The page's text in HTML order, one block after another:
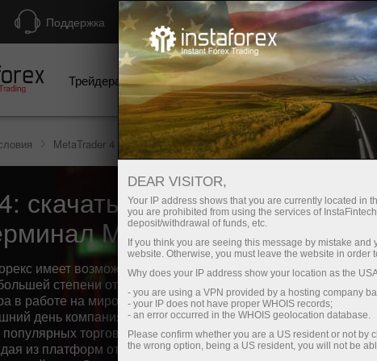
Поддержка Открыть торговый счёт
Трейдерам Начинающим Инвесторам
MetaTrader 4
скачать
MT4
имеет возможность выбора
степени отвечает интересам и
в работе на мировых финансовых
день компания предлагает
торговых терминалов.
из платформ отвечает за
DEAR VISITOR,
Your IP address shows that you are currently located in
you are prohibited from using the services of
deposit/withdrawal of funds, etc.
If you think you are seeing this message by mistake
website. Otherwise, you must leave the website in order
Why does your IP address show your location as the
- you are using a VPN provided by a hosting company
- your IP does not have proper WHOIS records;
- an error occurred in the WHOIS geolocation database.
Please confirm whether you are a US resident or not by
the wrong option, being a US resident, you will not be